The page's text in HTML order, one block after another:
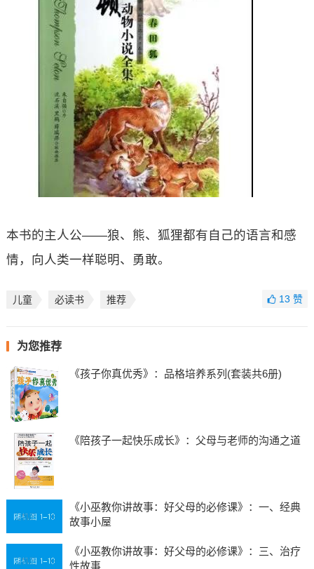
本书的主人公——狼、熊、狐狸都有自己的语言和感
情，向人类一样聪明、勇敢。
儿童 必读书 推荐 13赞
为您推荐
《孩子你真优秀》：品格培养系列(套装共6册)
《陪孩子一起快乐成长》：父母与老师的沟通之道
《小巫教你讲故事：好父母的必修课》：一、经典
故事小屋
《小巫教你讲故事：好父母的必修课》：三、治疗
性故事